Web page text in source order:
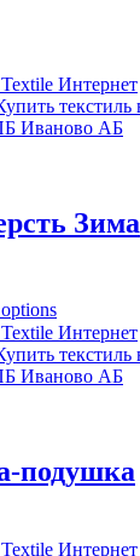
Зима
подушка